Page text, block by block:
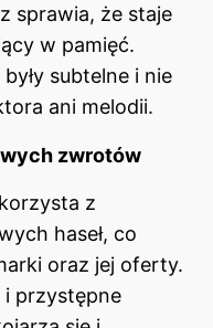
sprawia, że staje
w pamięć.
subtelne i nie
ani melodii.
zwrotów
z
haseł, co
oraz jej oferty.
przystępne